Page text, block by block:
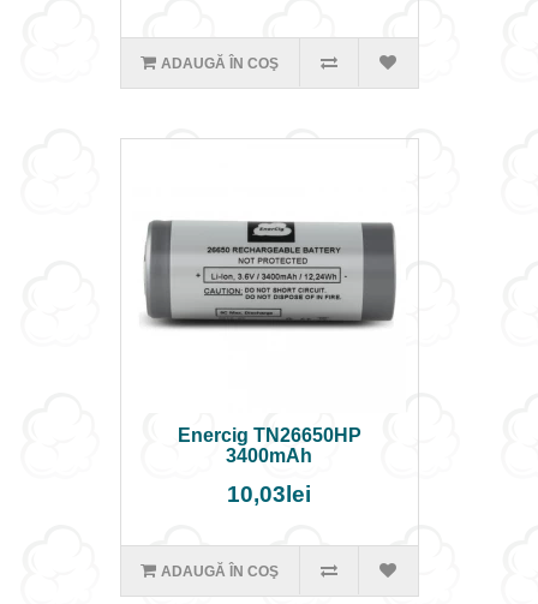
ADAUGĂ ÎN COŞ
Enercig TN26650HP
3400mAh
10,03lei
ADAUGĂ ÎN COŞ